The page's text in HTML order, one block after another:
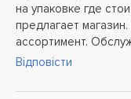
на упаковке где
предлагает
ассортимент.
Відповісти